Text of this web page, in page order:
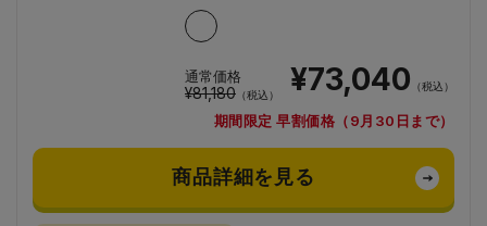
通常価格
¥81,180 （税込） ¥73,040 （税込）
期間限定 早割価格（9月30日まで）
商品詳細を見る